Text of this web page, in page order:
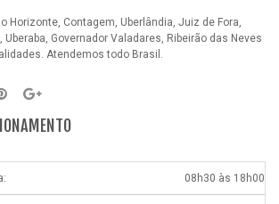
Horizonte, Contagem, Uberlândia, Juiz de Fora,
Governador Valadares, Ribeirão das Neves
Atendemos todo Brasil.
08h30 às 18h00